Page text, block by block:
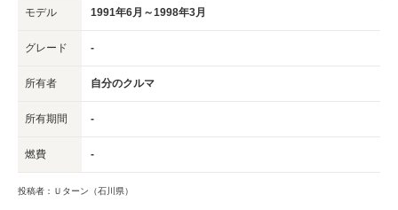
モデル 1991年6月～1998年3月
グレード -
所有者 自分のクルマ
所有期間 -
燃費 -
投稿者：Ｕターン（石川県）